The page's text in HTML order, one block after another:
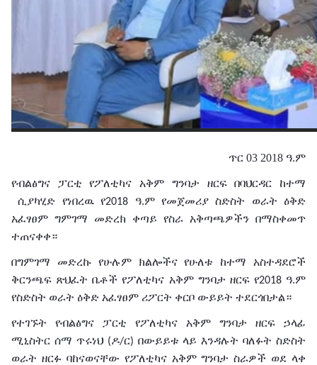
ጥር 03 2018 ዓ.ም
የብልፅግና ፓርቲ የፖለቲካና አቅም ግንባታ ዘርፍ በባህርዳር
ከተማ
ሲያካሂድ የነበረዉ የ2018 ዓ.ም የመጀመሪያ ስድስት ወራት
ዕቅድ
አፈፃፀም ግምገማ መድረክ ቀጣይ የስራ አቅጣጫዎችን በማስቀመጥ
ተጠናቀቀ።
በግምገማ መድረኩ የሁሉም ክልሎችና የሁለቱ ከተማ
አስተዳደሮች
ቅርንጫፍ ጽህፈት ቤቶች የፖለቲካና አቅም ግንባታ ዘርፍ የ2018 ዓ.ም
የስድስት ወራት ዕቅድ አፈፃፀም ሪፖርት ቀርቦ ውይይት ተደርጎበታል።
የተገኙት የብልፅግና ፓርቲ የፖለቲካና አቅም ግንባታ ዘርፍ
ኃላፊ
ሚኒስትር ሰማ ጥሩነህ(ዶ/ር) በውይይቱ ላይ እንዳሉትባለፉት ስድስት
ወራት ዘርፉ ባከናወናቸው የፖለቲካና አቅም ግንባታ ስራዎች ወደ ላቀ